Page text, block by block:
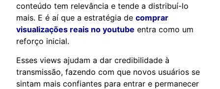
conteúdo tem relevância e tende a distribuí-lo
mais. E é aí que a estratégia de comprar
visualizações reais no youtube entra como um
reforço inicial.
Esses views ajudam a dar credibilidade à
transmissão, fazendo com que novos usuários se
sintam mais confiantes para entrar e permanecer